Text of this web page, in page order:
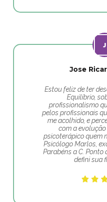
Jose
Estou feliz de ter
Equilíbrio,
profissionalismo
pelos profissionais
me acolhido, e
com a
psicoterápico quem
Psicólogo Marlos,
Parabéns a C. Ponto
defini sua